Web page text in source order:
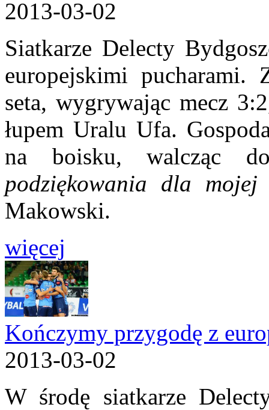
2013-03-02
Siatkarze Delecty
europejskimi pucharami.
seta, wygrywając mecz
łupem Uralu Ufa.
na boisku, walcząc
podziękowania dla
Makowski.
więcej
Kończymy przygodę z
2013-03-02
W środę siatkarze